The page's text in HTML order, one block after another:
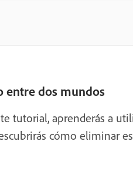
entre dos mundos
tutorial, aprenderás a
cómo eliminar